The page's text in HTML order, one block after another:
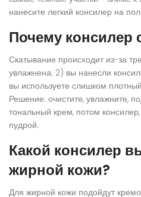
нанесите легкий консилер на
Почему консилер
Скатывание происходит из-за
увлажнена; 2) вы нанесли
вы используете слишком
Решение: очистите, увлажните,
тональный крем, потом
пудрой.
Какой консилер
жирной кожи?
Для жирной кожи подойдут